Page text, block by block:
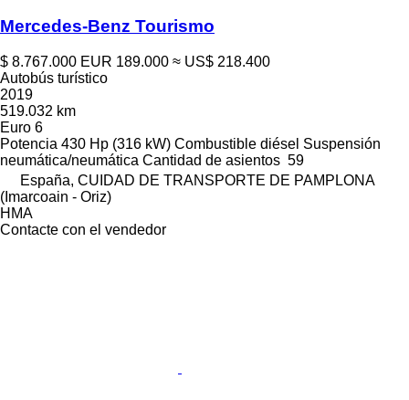
Mercedes-Benz Tourismo
$ 8.767.000 EUR 189.000 ≈ US$ 218.400
Autobús turístico
2019
519.032 km
Euro 6
Potencia 430 Hp (316 kW) Combustible diésel Suspensión
neumática/neumática Cantidad de asientos 59
España, CUIDAD DE TRANSPORTE DE PAMPLONA
(Imarcoain - Oriz)
HMA
Contacte con el vendedor